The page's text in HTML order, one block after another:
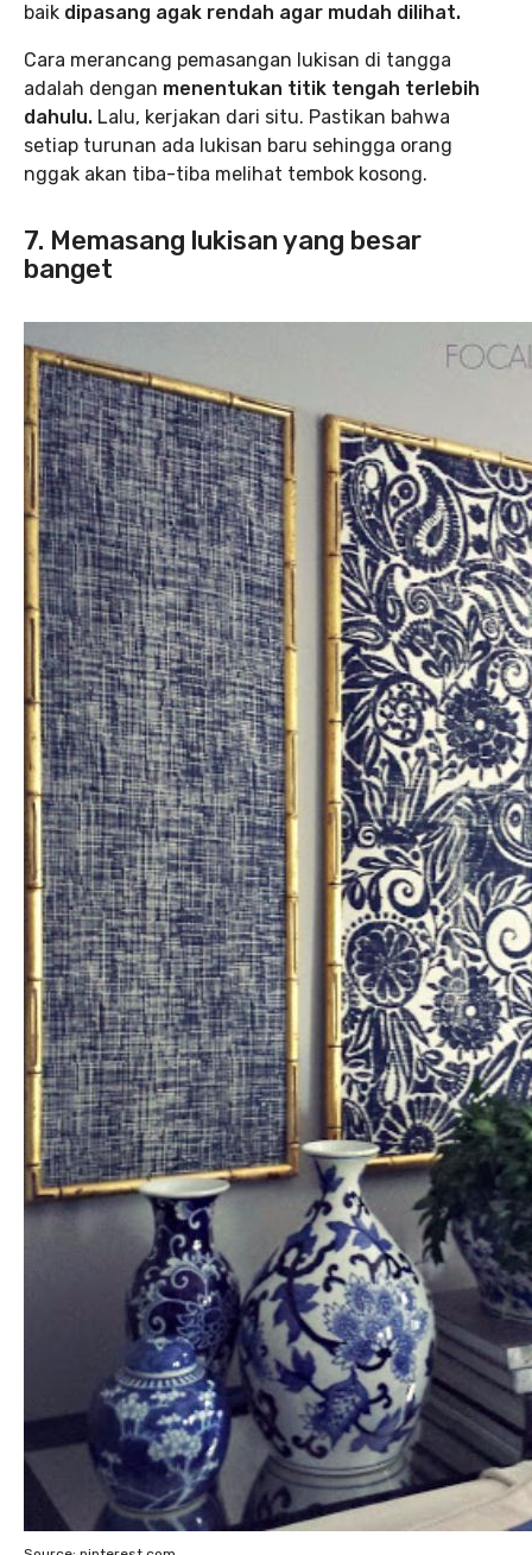
baik dipasang agak rendah agar mudah dilihat.
Cara merancang pemasangan lukisan di tangga
adalah dengan menentukan titik tengah terlebih
dahulu. Lalu, kerjakan dari situ. Pastikan bahwa
setiap turunan ada lukisan baru sehingga orang
nggak akan tiba-tiba melihat tembok kosong.
7. Memasang lukisan yang besar
banget